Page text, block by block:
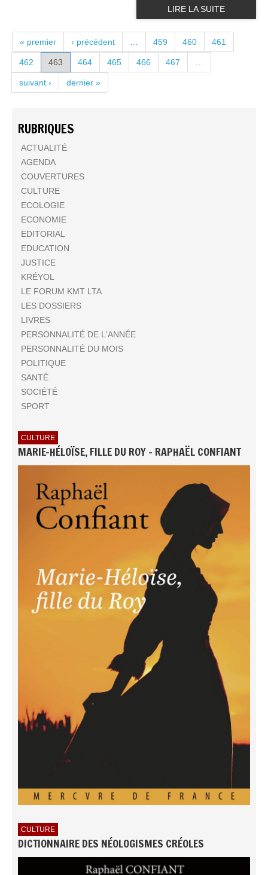
LIRE LA SUITE
PAGES
« premier ‹ précédent 459 460 461
462 463 464 465 466 467
suivant › dernier »
RUBRIQUES
ACTUALITÉ
AGENDA
COUVERTURES
CULTURE
ECOLOGIE
ECONOMIE
EDITORIAL
EDUCATION
JUSTICE
KRÉYOL
LE FORUM KMT LTA
LES DOSSIERS
LIVRES
PERSONNALITÉ DE L'ANNÉE
PERSONNALITÉ DU MOIS
POLITIQUE
SANTÉ
SOCIÉTÉ
SPORT
CULTURE
MARIE-HÉLOÏSE, FILLE DU ROY - RAPHAËL CONFIANT
CULTURE
DICTIONNAIRE DES NÉOLOGISMES CRÉOLES